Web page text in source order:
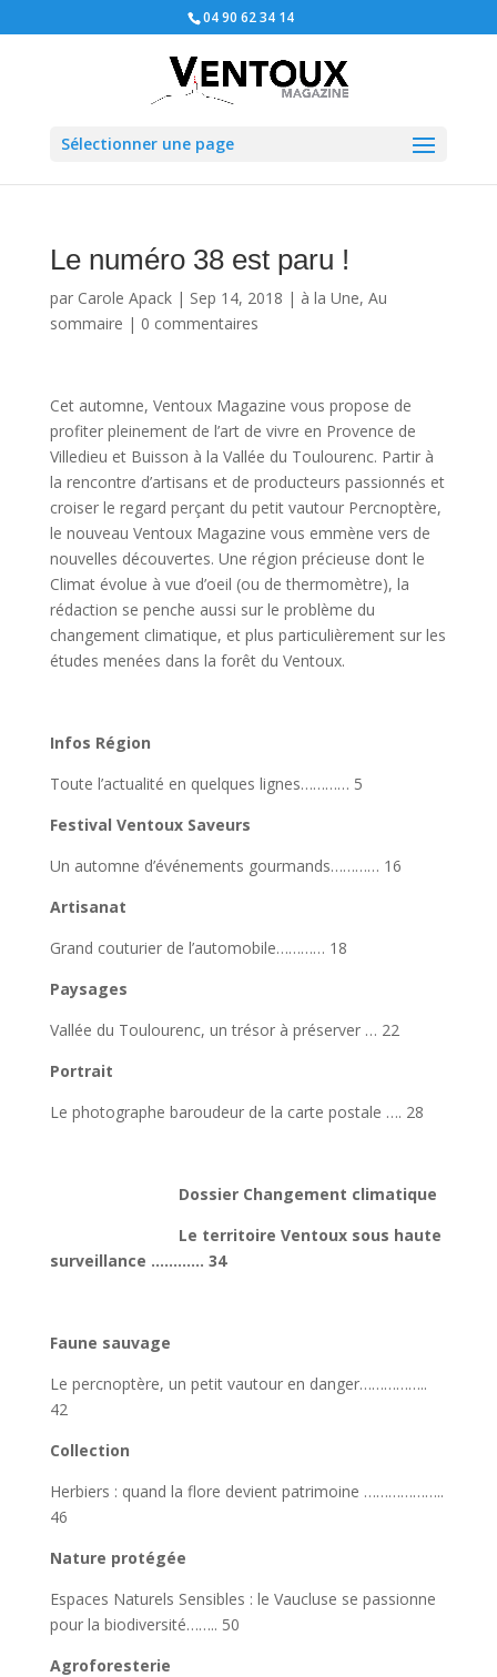
04 90 62 34 14
Sélectionner une page
Le numéro 38 est paru !
par Carole Apack| Sep 14, 2018 | à la Une, Au
sommaire | 0 commentaires
Cet automne, Ventoux Magazine vous propose de
profiter pleinement de l’art de vivre en Provence de
Villedieu et Buisson à la Vallée du Toulourenc. Partir à
la rencontre d’artisans et de producteurs passionnés et
croiser le regard perçant du petit vautour Percnoptère,
le nouveau Ventoux Magazine vous emmène vers de
nouvelles découvertes. Une région précieuse dont le
Climat évolue à vue d’oeil (ou de thermomètre), la
rédaction se penche aussi sur le problème du
changement climatique, et plus particulièrement sur les
études menées dans la forêt du Ventoux.
Infos Région
Toute l’actualité en quelques lignes………… 5
Festival Ventoux Saveurs
Un automne d’événements gourmands………… 16
Artisanat
Grand couturier de l’automobile………… 18
Paysages
Vallée du Toulourenc, un trésor à préserver … 22
Portrait
Le photographe baroudeur de la carte postale …. 28
Dossier Changement climatique
Le territoire Ventoux sous haute
surveillance ………… 34
Faune sauvage
Le percnoptère, un petit vautour en danger……………..
42
Collection
Herbiers : quand la flore devient patrimoine ………………..
46
Nature protégée
Espaces Naturels Sensibles : le Vaucluse se passionne
pour la biodiversité…….. 50
Agroforesterie